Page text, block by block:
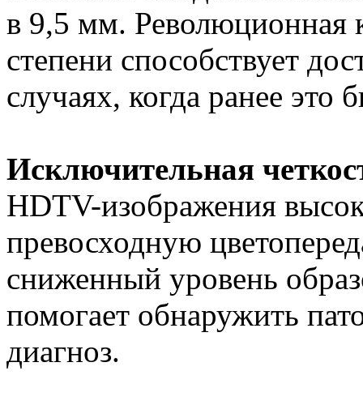
в 9,5 мм. Революционная
степени способствует
случаях, когда ранее это
Исключительная
HDTV-изображения
превосходную
сниженный уровень
помогает обнаружить
диагноз.